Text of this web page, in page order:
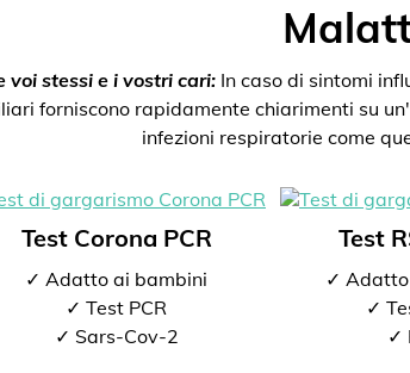
voi stessi e i vostri cari:In caso di sintomi
forniscono rapidamente chiarimenti su
infezioni respiratorie come
Test Corona PCR
✓ Adatto ai bambini
✓ Test PCR
✓ Sars-Cov-2
Test
✓
✓
✓